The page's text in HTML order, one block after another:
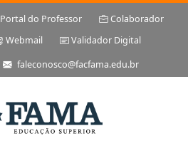
Portal do Professor
Colaborador
Webmail
Validador Digital
faleconosco@facfama.edu.br